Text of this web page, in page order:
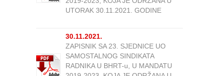
UTORAK 30.11.2021. GODINE
30.11.2021.
ZAPISNIK SA 23. SJEDNICE UO
SAMOSTALNOG SINDIKATA
RADNIKA U BHRT-u, U MANDATU